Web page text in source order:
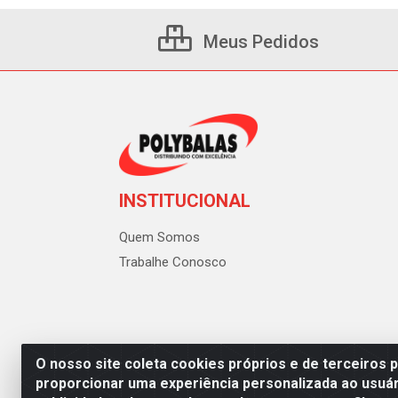
O nosso site coleta cookies próprios e de terceiros
proporcionar uma experiência personalizada ao
Meus Pedidos
INSTITUCIONAL
Quem Somos
Trabalhe Conosco